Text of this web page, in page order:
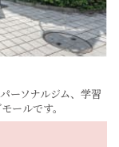
ーソナルジム、学習
ールです。